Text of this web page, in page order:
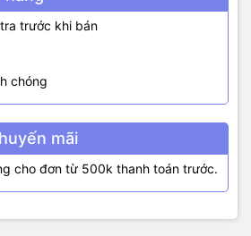
trước khi bán
chóng
mãi
cho đơn từ 500k thanh toán trước.